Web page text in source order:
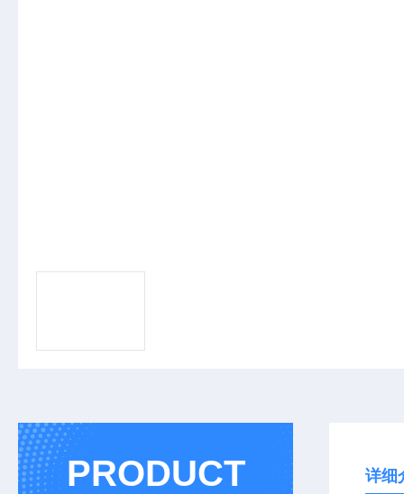
PRODUCT 详细